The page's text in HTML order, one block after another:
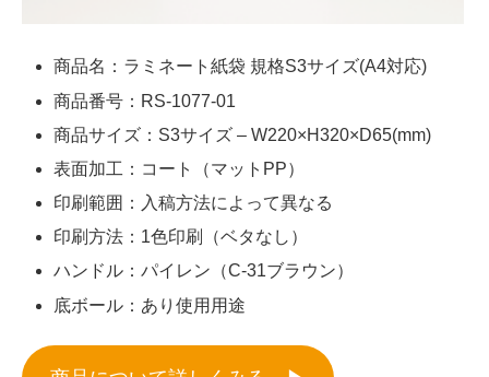
商品名：ラミネート紙袋 規格S3サイズ(A4対応)
商品番号：RS-1077-01
商品サイズ：S3サイズ – W220×H320×D65(mm)
表面加工：コート（マットPP）
印刷範囲：入稿方法によって異なる
印刷方法：1色印刷（ベタなし）
ハンドル：パイレン（C-31ブラウン）
底ボール：あり使用用途